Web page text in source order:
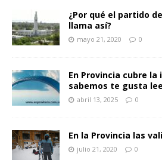
¿Por qué el partido
llama así?
mayo 21, 2020 0
En Provincia cubre
sabemos te gusta
abril 13, 2025 0
En la Provincia las
julio 21, 2020 0